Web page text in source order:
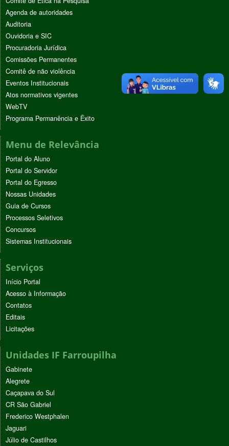
Agenda de autoridades
Auditoria
Ouvidoria e SIC
Procuradoria Jurídica
Comissões Permanentes
Comitê de não violência
Eventos Institucionais
Atos normativos vigentes
WebTV
Programa Permanência e Êxito
Menu de Relevância
Portal do Aluno
Portal do Servidor
Portal do Egresso
Nossas Unidades
Guia de Cursos
Processos Seletivos
Concursos
Sistemas Institucionais
Serviços
Início Portal
Acesso à Informação
Contatos
Editais
Licitações
Unidades IF Farroupilha
Gabinete
Alegrete
Caçapava do Sul
CR São Gabriel
Frederico Westphalen
Jaguari
Júlio de Castilhos